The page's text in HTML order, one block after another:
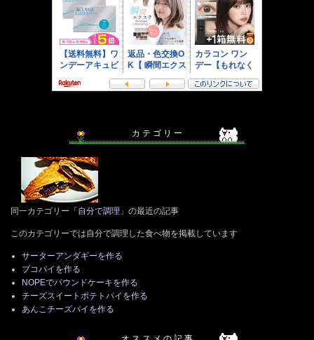
カ テ ゴ リ ー
同一カテゴリー「自分で調理 」の最近の記事
このカテゴリーでは自分で調理した食べ物を掲載しています
サーターアンダギーを作る
ブコパイを作る
NOPEでパウンドケーキを作る
チーズスイートポテトパイを作る
あんこチーズパイを作る